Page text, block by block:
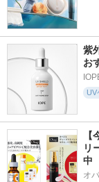
紫
お
UV
リ
中
オ